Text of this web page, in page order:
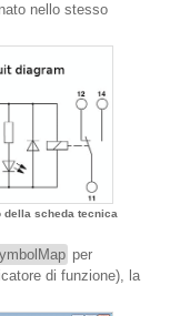
nello stesso
della scheda tecnica
per
di funzione), la